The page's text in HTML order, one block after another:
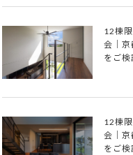
12棟
会｜京
をご
12棟
会｜京
をご